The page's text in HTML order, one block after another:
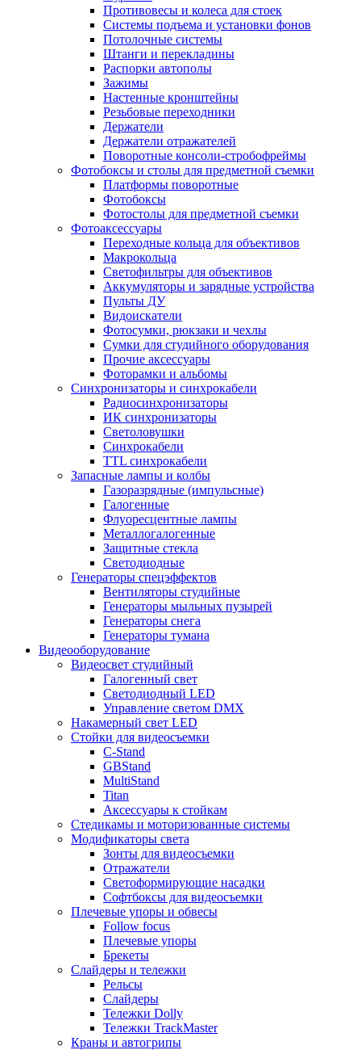
Противовесы и колеса для стоек
Системы подъема и установки фонов
Потолочные системы
Штанги и перекладины
Распорки автополы
Зажимы
Настенные кронштейны
Резьбовые переходники
Держатели
Держатели отражателей
Поворотные консоли-стробофреймы
Фотобоксы и столы для предметной съемки
Платформы поворотные
Фотобоксы
Фотостолы для предметной съемки
Фотоаксессуары
Переходные кольца для объективов
Макрокольца
Светофильтры для объективов
Аккумуляторы и зарядные устройства
Пульты ДУ
Видоискатели
Фотосумки, рюкзаки и чехлы
Сумки для студийного оборудования
Прочие аксессуары
Фоторамки и альбомы
Синхронизаторы и синхрокабели
Радиосинхронизаторы
ИК синхронизаторы
Светоловушки
Синхрокабели
TTL синхрокабели
Запасные лампы и колбы
Газоразрядные (импульсные)
Галогенные
Флуоресцентные лампы
Металлогалогенные
Защитные стекла
Светодиодные
Генераторы спецэффектов
Вентиляторы студийные
Генераторы мыльных пузырей
Генераторы снега
Генераторы тумана
Видеооборудование
Видеосвет студийный
Галогенный свет
Светодиодный LED
Управление светом DMX
Накамерный свет LED
Стойки для видеосъемки
C-Stand
GBStand
MultiStand
Titan
Аксессуары к стойкам
Стедикамы и моторизованные системы
Модификаторы света
Зонты для видеосъемки
Отражатели
Светоформирующие насадки
Софтбоксы для видеосъемки
Плечевые упоры и обвесы
Follow focus
Плечевые упоры
Брекеты
Слайдеры и тележки
Рельсы
Слайдеры
Тележки Dolly
Тележки TrackMaster
Краны и автогрипы